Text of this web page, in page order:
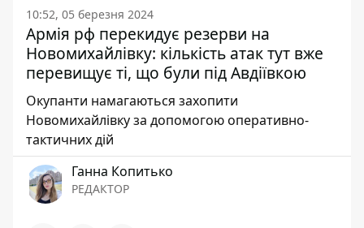
10:52, 05 березня 2024
Армія рф перекидує резерви на
Новомихайлівку: кількість атак тут вже
перевищує ті, що були під Авдіївкою
Окупанти намагаються захопити
Новомихайлівку за допомогою оперативно-
тактичних дій
Ганна Копитько
РЕДАКТОР